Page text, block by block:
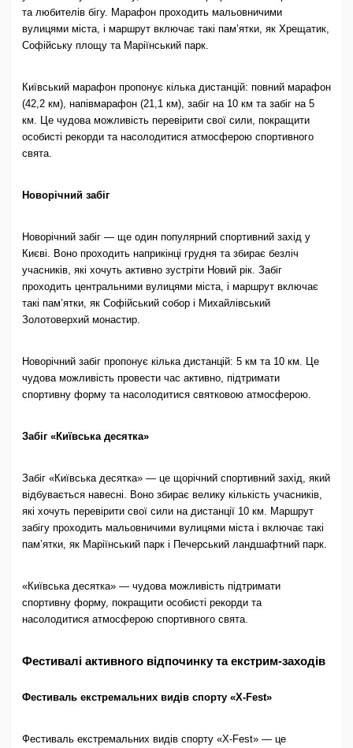
та любителів бігу. Марафон проходить мальовничими
вулицями міста, і маршрут включає такі пам’ятки, як Хрещатик,
Софійську площу та Маріїнський парк.
Київський марафон пропонує кілька дистанцій: повний марафон
(42,2 км), напівмарафон (21,1 км), забіг на 10 км та забіг на 5
км. Це чудова можливість перевірити свої сили, покращити
особисті рекорди та насолодитися атмосферою спортивного
свята.
Новорічний забіг
Новорічний забіг — ще один популярний спортивний захід у
Києві. Воно проходить наприкінці грудня та збирає безліч
учасників, які хочуть активно зустріти Новий рік. Забіг
проходить центральними вулицями міста, і маршрут включає
такі пам’ятки, як Софійський собор і Михайлівський
Золотоверхий монастир.
Новорічний забіг пропонує кілька дистанцій: 5 км та 10 км. Це
чудова можливість провести час активно, підтримати
спортивну форму та насолодитися святковою атмосферою.
Забіг «Київська десятка»
Забіг «Київська десятка» — це щорічний спортивний захід, який
відбувається навесні. Воно збирає велику кількість учасників,
які хочуть перевірити свої сили на дистанції 10 км. Маршрут
забігу проходить мальовничими вулицями міста і включає такі
пам’ятки, як Маріїнський парк і Печерський ландшафтний парк.
«Київська десятка» — чудова можливість підтримати
спортивну форму, покращити особисті рекорди та
насолодитися атмосферою спортивного свята.
Фестивалі активного відпочинку та екстрим-заходів
Фестиваль екстремальних видів спорту «X-Fest»
Фестиваль екстремальних видів спорту «X-Fest» — це